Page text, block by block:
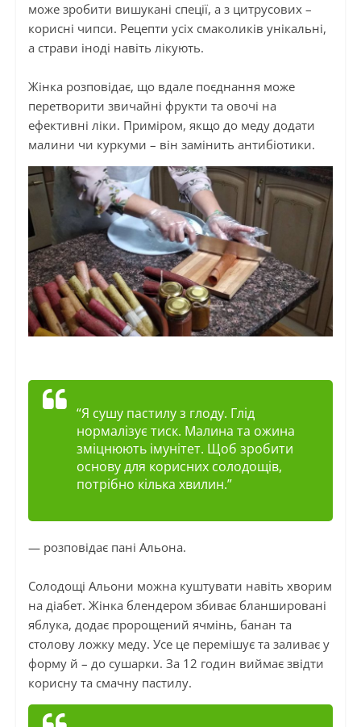
може зробити вишукані спеції, а з цитрусових –
корисні чипси. Рецепти усіх смаколиків унікальні,
а страви іноді навіть лікують.
Жінка розповідає, що вдале поєднання може
перетворити звичайні фрукти та овочі на
ефективні ліки. Приміром, якщо до меду додати
малини чи куркуми – він замінить антибіотики.
“Я сушу пастилу з глоду. Глід
нормалізує тиск. Малина та ожина
зміцнюють імунітет. Щоб зробити
основу для корисних солодощів,
потрібно кілька хвилин.”
— розповідає пані Альона.
Солодощі Альони можна куштувати навіть хворим
на діабет. Жінка блендером збиває бланшировані
яблука, додає пророщений ячмінь, банан та
столову ложку меду. Усе це перемішує та заливає у
форму й – до сушарки. За 12 годин виймає звідти
корисну та смачну пастилу.